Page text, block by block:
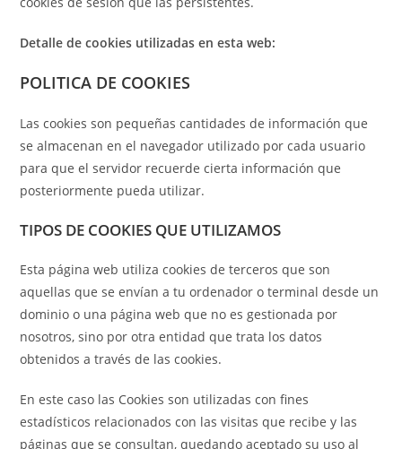
Detalle de cookies utilizadas en esta web:
POLITICA DE COOKIES
Las cookies son pequeñas cantidades de información que
se almacenan en el navegador utilizado por cada usuario
para que el servidor recuerde cierta información que
posteriormente pueda utilizar.
TIPOS DE COOKIES QUE UTILIZAMOS
Esta página web utiliza cookies de terceros que son
aquellas que se envían a tu ordenador o terminal desde un
dominio o una página web que no es gestionada por
nosotros, sino por otra entidad que trata los datos
obtenidos a través de las cookies.
En este caso las Cookies son utilizadas con fines
estadísticos relacionados con las visitas que recibe y las
páginas que se consultan, quedando aceptado su uso al